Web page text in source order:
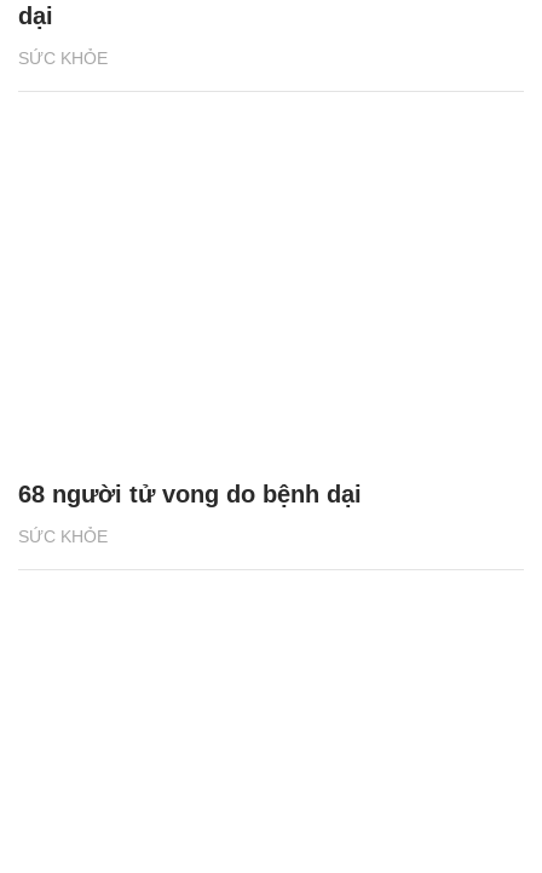
SỨC KHỎE
dại
SỨC KHỎE
68 người tử vong do bệnh dại